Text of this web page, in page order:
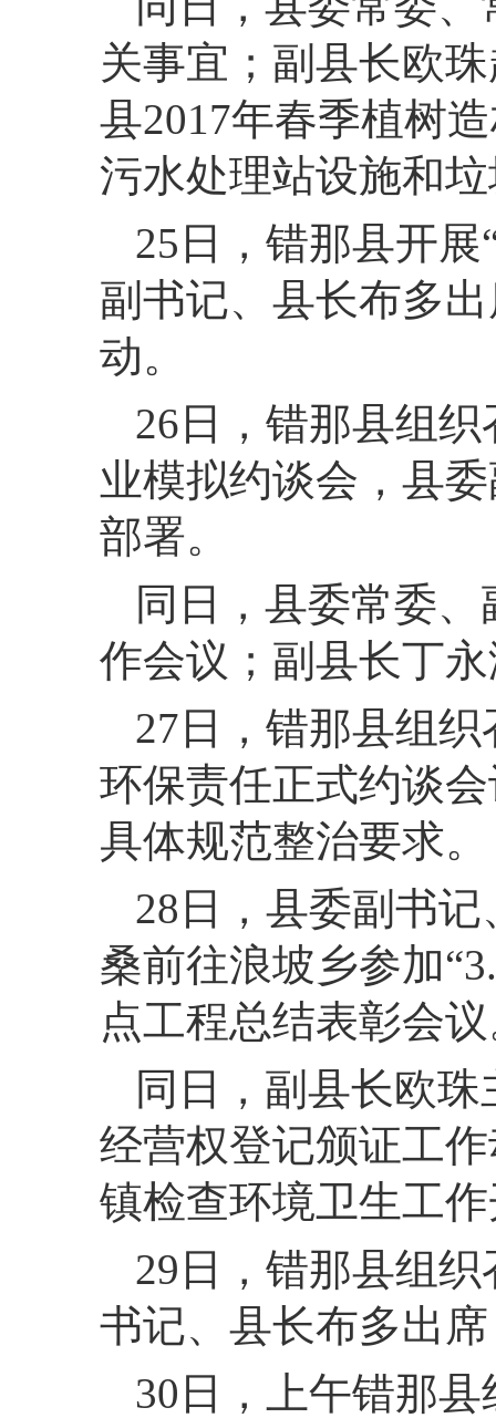
关事宜；副县长欧
县2017年春季植树
污水处理站设施和
25日， 错那县开展
副书记、县长布多
动。
26日， 错那县组织
业模拟约谈会，县
部署。
同日， 县委常委、
作会议； 副县长丁
27日， 错那县组织
环保责任正式约谈
具体规范整治要求。
28日， 县委副书记
桑前往浪坡乡参加
点工程总结表彰会
同日， 副县长欧珠
经营权登记颁证工
镇检查环境卫生工
29日， 错那县组织
书记、县长布多出
30日，
上午错那